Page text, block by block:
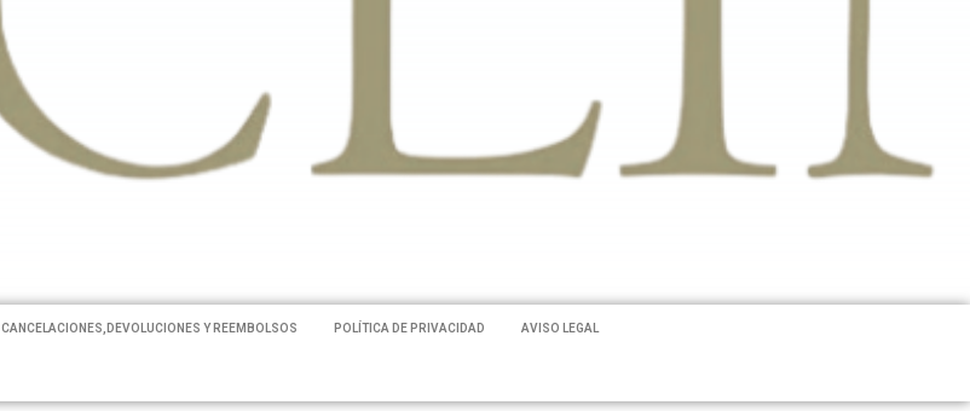
CANCELACIONES,DEVOLUCIONES Y REEMBOLSOS POLÍTICA DE PRIVACIDAD AVISO LEGAL